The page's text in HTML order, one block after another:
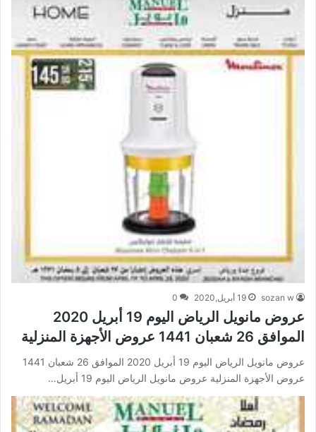
sozan w 19 أبريل,2020 0
عروض مانويل الرياض اليوم 19 أبريل 2020
الموافق 26 شعبان 1441 عروض الأجهزة المنزلية
عروض مانويل الرياض اليوم 19 أبريل 2020 الموافق 26 شعبان 1441
عروض الأجهزة المنزلية عروض مانويل الرياض اليوم 19 أبريل…